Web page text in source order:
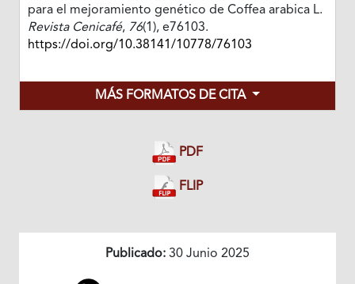
para el mejoramiento genético de Coffea arabica L.
Revista Cenicafé, 76(1), e76103.
https://doi.org/10.38141/10778/76103
MÁS FORMATOS DE CITA
PDF
FLIP
Publicado: 30 Junio 2025